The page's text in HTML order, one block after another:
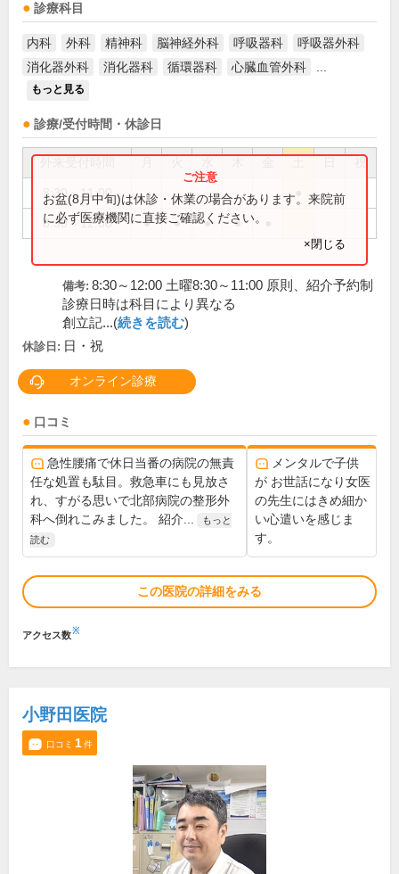
診療科目
内科 外科 精神科 脳神経外科 呼吸器科
呼吸器外科
消化器外科
消化器科 循環器科 心臓血管外科
もっと見る
診療/受付時間・休診日
祝
8:30～11:00
8:30～12:00 ● ● ● ●
お盆(8月中旬)は休診・休業の場合があります。来院前
に必ず医療機関に直接ご確認ください。
×閉じる
備考: 8:30～12:00 土曜8:30～11:00 原則、紹介予約制
診療日時は科目により異なる
創立記...(続きを読む)
休診日: 日・祝
オンライン診療
口コミ
急性腰痛で休日当番の病院の無責
任な処置も駄目。救急車にも見放さ
れ、すがる思いで北部病院の整形外
科へ倒れこみました。 紹介...
もっと
読む
メンタルで子供
が お世話になり女医
の先生にはきめ細か
い心遣いを感じま
す。
この医院の詳細をみる
アクセス数※
小野田医院
口コミ 1件